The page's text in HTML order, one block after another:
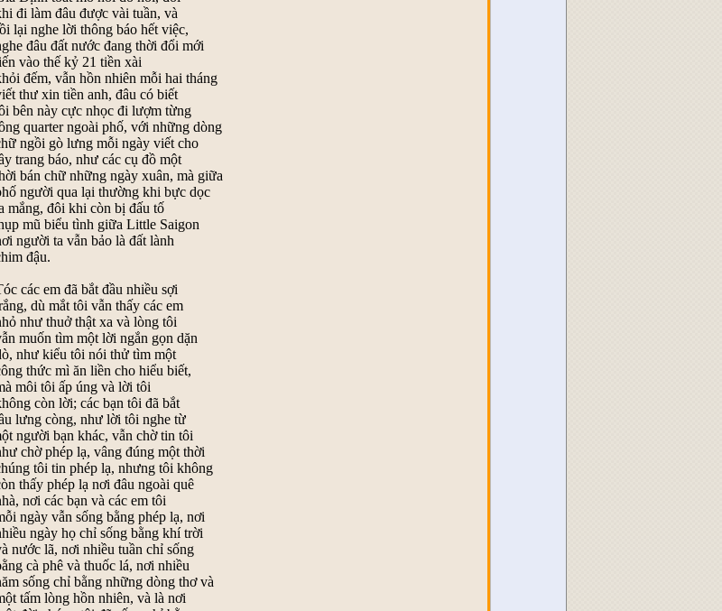
đi làm đâu được vài tuần, và
lại nghe lời thông báo hết việc,
đâu đất nước đang thời đổi mới
vào thế kỷ 21 tiền xài
đếm, vẫn hồn nhiên mỗi hai tháng
thư xin tiền anh, đâu có biết
bên này cực nhọc đi lượm từng
quarter ngoài phố, với những dòng
ngồi gò lưng mỗi ngày viết cho
trang báo, như các cụ đồ một
bán chữ những ngày xuân, mà giữa
người qua lại thường khi bực dọc
mắng, đôi khi còn bị đấu tố
mũ biểu tình giữa Little Saigon
người ta vẫn bảo là đất lành
đậu.
các em đã bắt đầu nhiều sợi
dù mắt tôi vẫn thấy các em
như thuở thật xa và lòng tôi
muốn tìm một lời ngắn gọn dặn
như kiểu tôi nói thử tìm một
thức mì ăn liền cho hiểu biết,
môi tôi ấp úng và lời tôi
còn lời; các bạn tôi đã bắt
lưng còng, như lời tôi nghe từ
người bạn khác, vẫn chờ tin tôi
chờ phép lạ, vâng đúng một thời
tôi tin phép lạ, nhưng tôi không
thấy phép lạ nơi đâu ngoài quê
nơi các bạn và các em tôi
ngày vẫn sống bằng phép lạ, nơi
ngày họ chỉ sống bằng khí trời
nước lã, nơi nhiều tuần chỉ sống
cà phê và thuốc lá, nơi nhiều
sống chỉ bằng những dòng thơ và
tấm lòng hồn nhiên, và là nơi